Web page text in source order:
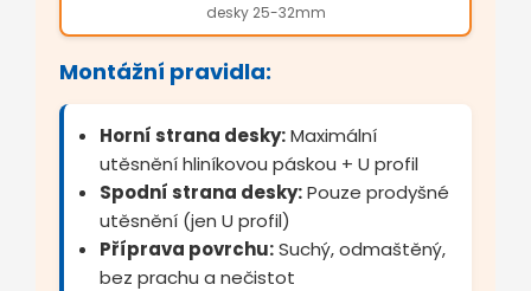
desky 25-32mm
Montážní pravidla:
Horní strana desky:Maximální
utěsnění hliníkovou páskou + U profil
Spodní strana desky:Pouze prodyšné
utěsnění (jen U profil)
Příprava povrchu:Suchý, odmaštěný,
bez prachu a nečistot